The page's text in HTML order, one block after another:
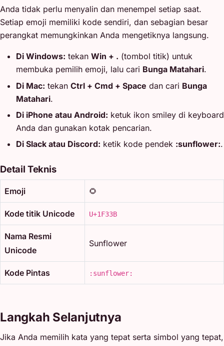
Anda tidak perlu menyalin dan menempel setiap saat.
Setiap emoji memiliki kode sendiri, dan sebagian besar
perangkat memungkinkan Anda mengetiknya langsung.
Di Windows: tekan Win + . (tombol titik) untuk
membuka pemilih emoji, lalu cari Bunga Matahari.
Di Mac: tekan Ctrl + Cmd + Space dan cari Bunga
Matahari.
Di iPhone atau Android: ketuk ikon smiley di keyboard
Anda dan gunakan kotak pencarian.
Di Slack atau Discord: ketik kode pendek :sunflower:.
Detail Teknis
Emoji 🌻
Kode titik Unicode U+1F33B
Nama Resmi
Unicode
Sunflower
Kode Pintas :sunflower:
Langkah Selanjutnya
Jika Anda memilih kata yang tepat serta simbol yang tepat,